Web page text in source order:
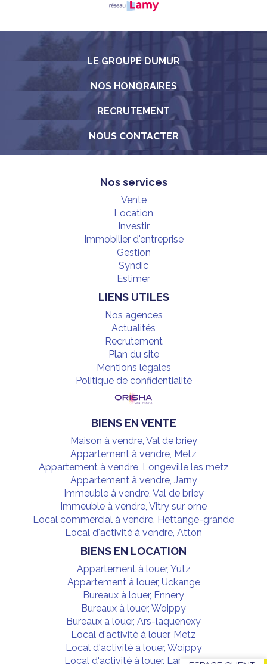
LE GROUPE DUMUR
NOS HONORAIRES
RECRUTEMENT
NOUS CONTACTER
Nos services
Vente
Location
Investir
Immobilier d'entreprise
Gestion
Syndic
Estimer
LIENS UTILES
Nos agences
Actualités
Recrutement
Plan du site
Mentions légales
Politique de confidentialité
BIENS EN VENTE
Maison à vendre, Val de briey
Appartement à vendre, Metz
Appartement à vendre, Longeville les metz
Appartement à vendre, Jarny
Immeuble à vendre, Val de briey
Immeuble à vendre, Vitry sur orne
Local commercial à vendre, Hettange-grande
Local d'activité à vendre, Atton
BIENS EN LOCATION
Appartement à louer, Yutz
Appartement à louer, Uckange
Bureaux à louer, Ennery
Bureaux à louer, Woippy
Bureaux à louer, Ars-laquenexy
Local d'activité à louer, Metz
Local d'activité à louer, Woippy
Local d'activité à louer, Lamaxe